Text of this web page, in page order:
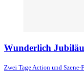
Wunderlich
Zwei Tage Action und